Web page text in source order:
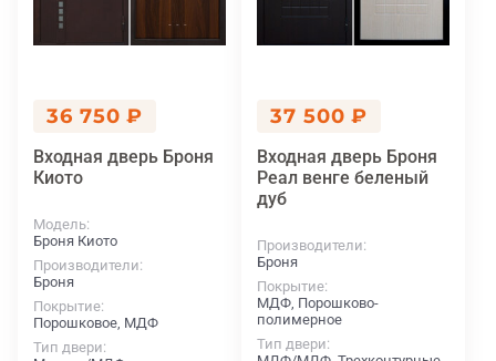
36 750 ₽
Входная дверь Броня
Киото
Модель
Броня Киото
Производители
Броня
Покрытие
Порошковое, МДФ
Тип двери
37 500 ₽
Входная дверь Броня
Реал венге беленый
дуб
Производители
Броня
Покрытие
МДФ, Порошково-
полимерное
Тип двери